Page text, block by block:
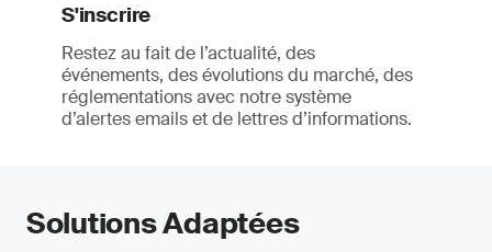
S'inscrire
Restez au fait de l’actualité, des
événements, des évolutions du marché, des
réglementations avec notre système
d’alertes emails et de lettres d’informations.
Solutions Adaptées